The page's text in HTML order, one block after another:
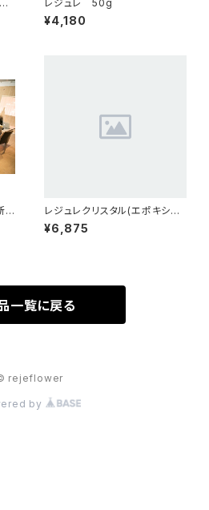
レジュレ 50g
¥4,180
レジュレクリスタル(エポキシレ
ジン320g)
¥6,875
一覧に戻る
rejeflower
by